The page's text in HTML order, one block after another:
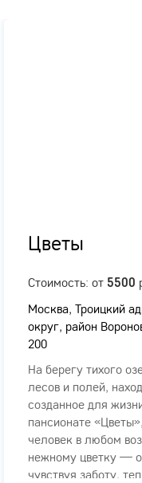
Цветы
Стоимость: от 5500
Москва, Троицкий
округ, район
200
На берегу тихого
лесов и полей,
созданное для
пансионате
человек в любом
нежному цветку —
чувствуя заботу,